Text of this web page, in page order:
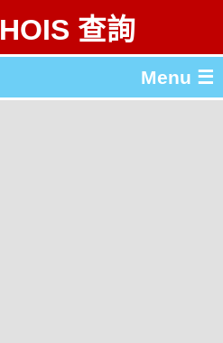
查詢
Menu ☰